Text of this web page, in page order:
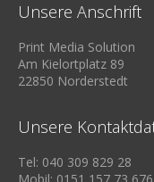
Unsere Anschrift
Print Media Solution
Am Kielortplatz 89
22850 Norderstedt
Unsere
Tel: 040 309 829 28